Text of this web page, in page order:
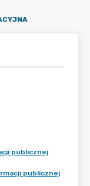
publicznej
publicznej